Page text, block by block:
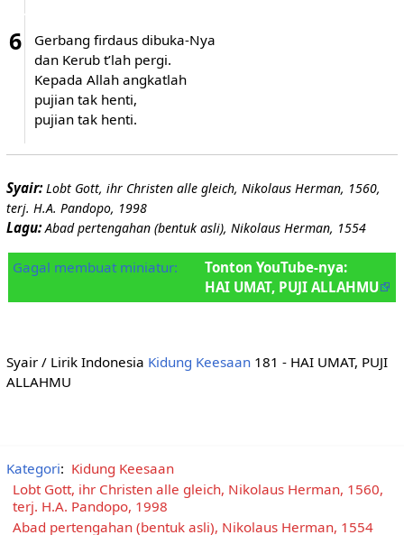
6
Gerbang firdaus dibuka-Nya
dan Kerub t’lah pergi.
Kepada Allah angkatlah
pujian tak henti,
pujian tak henti.
Syair: Lobt Gott, ihr Christen alle gleich, Nikolaus Herman, 1560,
terj. H.A. Pandopo, 1998
Lagu: Abad pertengahan (bentuk asli), Nikolaus Herman, 1554
Gagal membuat miniatur:
Tonton YouTube-nya:
HAI UMAT, PUJI ALLAHMU
Syair / Lirik Indonesia Kidung Keesaan181 - HAI UMAT, PUJI
ALLAHMU
Kategori: Kidung Keesaan
Lobt Gott, ihr Christen alle gleich, Nikolaus Herman, 1560,
terj. H.A. Pandopo, 1998
Abad pertengahan (bentuk asli), Nikolaus Herman, 1554